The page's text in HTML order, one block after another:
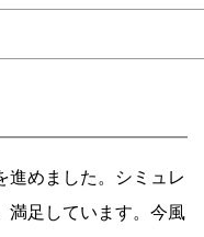
進めました。シミュレ
満足しています。今風